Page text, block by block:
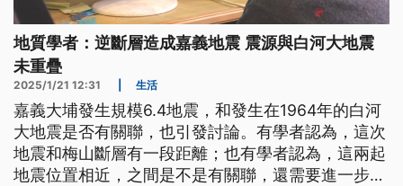
地質學者：逆斷層造成嘉義地震 震源與白河大地震
未重疊
2025/1/21 12:31 生活
嘉義大埔發生規模6.4地震，和發生在1964年的白河
大地震是否有關聯，也引發討論。有學者認為，這次
地震和梅山斷層有一段距離；也有學者認為，這兩起
地震位置相近，之間是不是有關聯，還需要進一步分